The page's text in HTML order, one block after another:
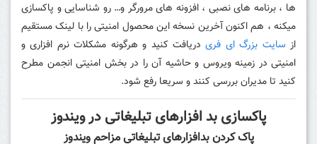
ها ، برنامه های نصبی ، افزونه های مرورگر و… رو شناسایی و پاکسازی
میکنه ، هم اکنون آخرین نسخه این محصول امنیتی را با لینک مستقیم
از سایت بزرگ ای فریدریافت کنید و هرگونه مشکلات نرم افزاری و
امنیتی در زمینه ویروس و حاشیه آن را در بخش امنیتی انجمن مطرح
کنید تا مدیران بررسی کنند و سریعا رفع شود.
پاکسازی بد افزارهای تبلیغاتی در ویندوز
پاک کردن بدافزارهای تبلیغاتی مزاحم ویندوز